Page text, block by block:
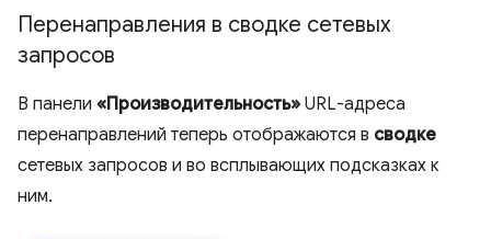
Перенаправления в сводке сетевых
запросов
В панели «Производительность» URL-адреса
перенаправлений теперь отображаются в сводке
сетевых запросов и во всплывающих подсказках к
ним.